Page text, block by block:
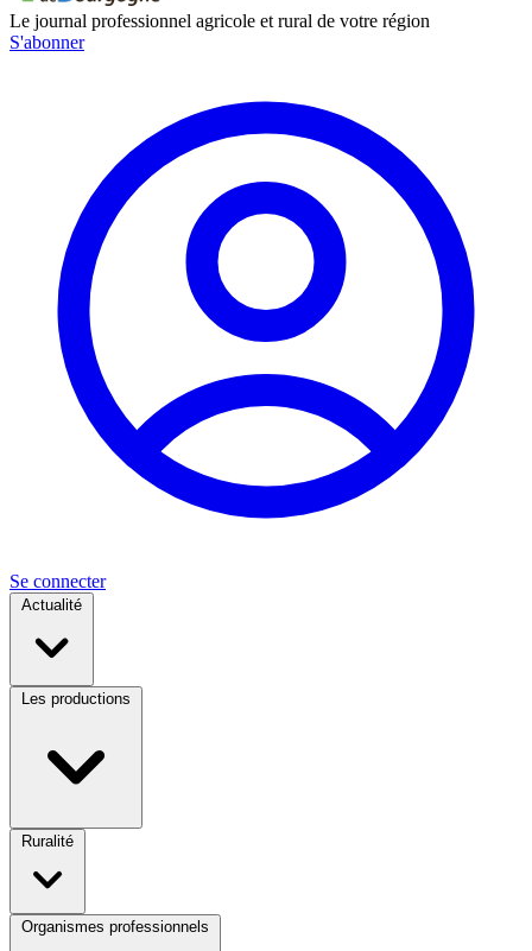
Le journal professionnel agricole et rural de votre région
S'abonner
Se connecter
Actualité
Les productions
Ruralité
Organismes professionnels